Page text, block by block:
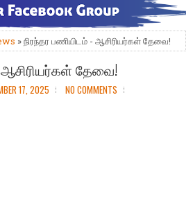
» நிரந்தர பணியிடம் - ஆசிரியர்கள் தேவை!
ஆசிரியர்கள் தேவை!
17, 2025 NO COMMENTS